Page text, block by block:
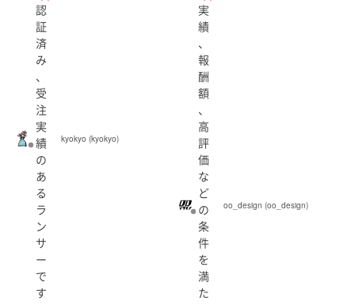
認
証
済
み
、
受
注
実
績
の
あ
る
ラ
ン
サ
ー
で
す
kyokyo (kyokyo)
実
績
、
報
酬
額
、
高
評
価
な
ど
の
条
件
を
満
た
oo_design (oo_design)